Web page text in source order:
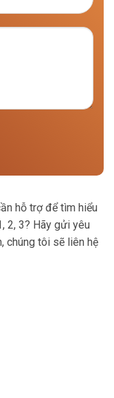
hỗ trợ để tìm hiểu
2, 3? Hãy gửi yêu
chúng tôi sẽ liên hệ